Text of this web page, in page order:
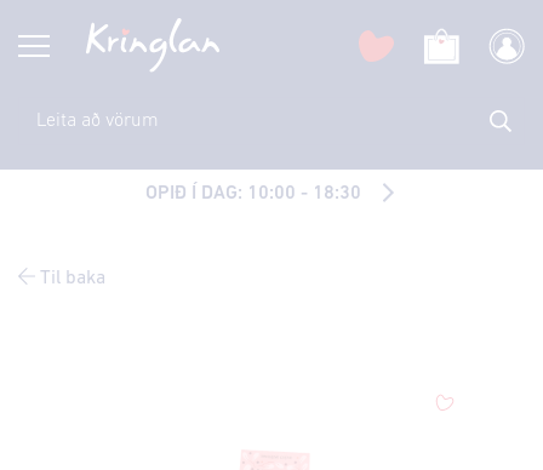
OPIÐ Í DAG: 10:00 - 18:30
Til baka